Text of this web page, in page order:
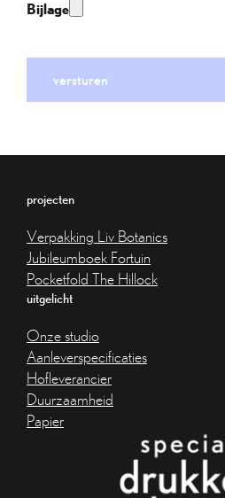
Bijlage
projecten
Verpakking Liv Botanics
Jubileumboek Fortuin
Pocketfold The Hillock
uitgelicht
Onze studio
Aanleverspecificaties
Hofleverancier
Duurzaamheid
Papier